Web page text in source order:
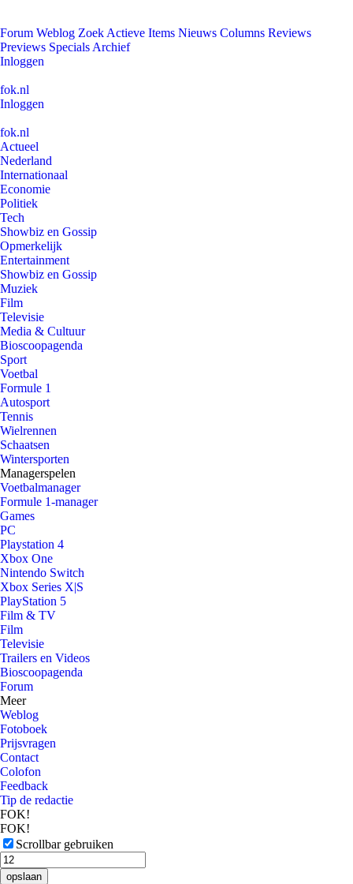
Forum Weblog Zoek Actieve Items Nieuws Columns Reviews
Previews Specials Archief
Inloggen
fok.nl
Inloggen
fok.nl
Actueel
Nederland
Internationaal
Economie
Politiek
Tech
Showbiz en Gossip
Opmerkelijk
Entertainment
Showbiz en Gossip
Muziek
Film
Televisie
Media & Cultuur
Bioscoopagenda
Sport
Voetbal
Formule 1
Autosport
Tennis
Wielrennen
Schaatsen
Wintersporten
Managerspelen
Voetbalmanager
Formule 1-manager
Games
PC
Playstation 4
Xbox One
Nintendo Switch
Xbox Series X|S
PlayStation 5
Film & TV
Film
Televisie
Trailers en Videos
Bioscoopagenda
Forum
Meer
Weblog
Fotoboek
Prijsvragen
Contact
Colofon
Feedback
Tip de redactie
FOK!
FOK!
Scrollbar gebruiken
opslaan